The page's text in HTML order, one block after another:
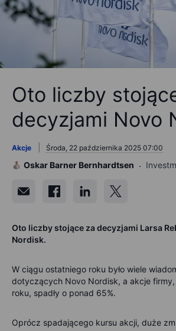
Oto liczby
decyzjami Novo
Akcje Środa, 22 października 2025 07:00
Oskar Barner Bernhardtsen
Oto liczby stojące za decyzjami Larsa
Nordisk.
W ciągu ostatniego roku było wiele
dotyczących Novo Nordisk, a akcje
roku, spadły o ponad 65%.
Oprócz spadającego kursu akcji, duże